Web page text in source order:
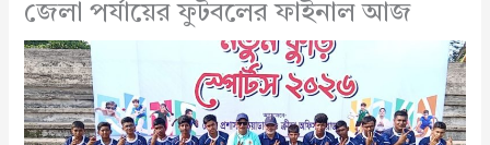
জেলা পর্যায়ের ফুটবলের ফাইনাল আজ